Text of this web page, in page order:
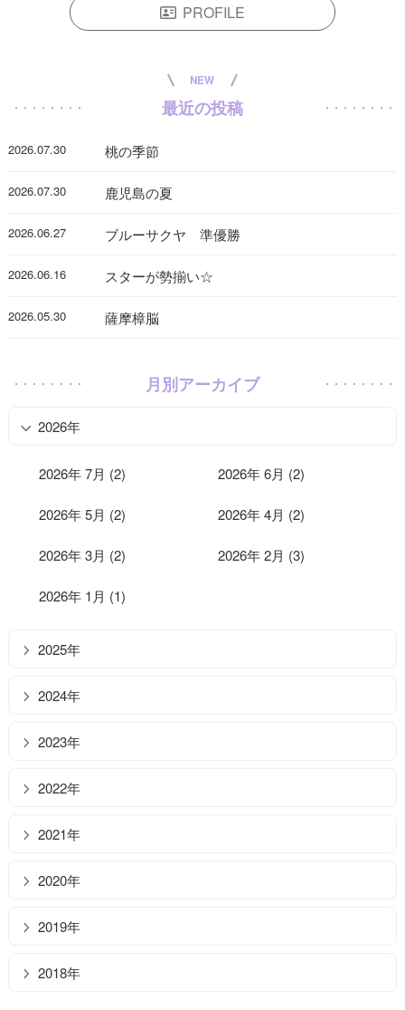
PROFILE
NEW
最近の投稿
2026.07.30 桃の季節
2026.07.30 鹿児島の夏
2026.06.27 ブルーサクヤ 準優勝
2026.06.16 スターが勢揃い☆
2026.05.30 薩摩樟脳
月別アーカイブ
2026年
2026年 7月 (2) 2026年 6月 (2)
2026年 5月 (2) 2026年 4月 (2)
2026年 3月 (2) 2026年 2月 (3)
2026年 1月 (1)
2025年
2024年
2023年
2022年
2021年
2020年
2019年
2018年